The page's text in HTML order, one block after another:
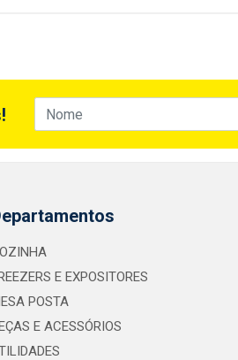
E EXPOSITORES
POSTA
E ACESSÓRIOS